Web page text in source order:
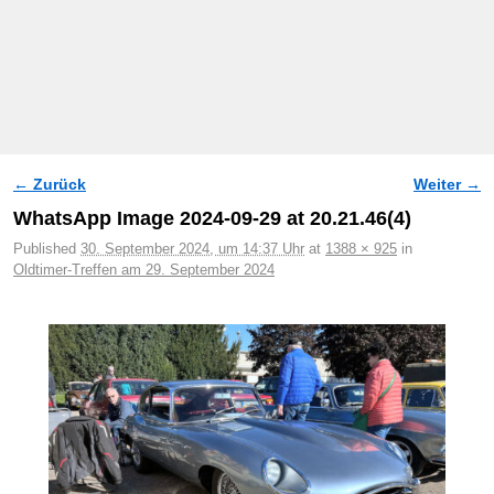
Bilder-Navigation
← Zurück Weiter →
WhatsApp Image 2024-09-29 at 20.21.46(4)
Published 30. September 2024, um 14:37 Uhr at 1388 × 925 in
Oldtimer-Treffen am 29. September 2024